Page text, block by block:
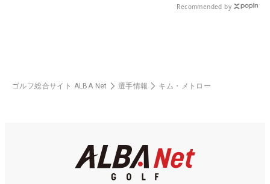
Recommended by
ゴルフ総合サイト ALBA Net 選手情報 キム・メトロー